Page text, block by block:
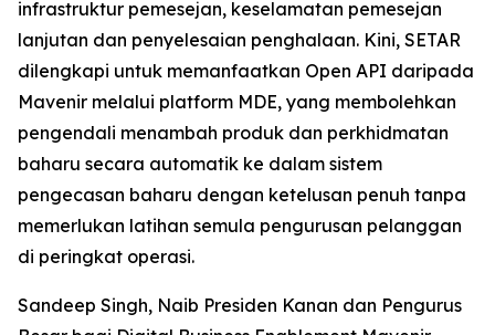
infrastruktur pemesejan, keselamatan pemesejan
lanjutan dan penyelesaian penghalaan. Kini, SETAR
dilengkapi untuk memanfaatkan Open API daripada
Mavenir melalui platform MDE, yang membolehkan
pengendali menambah produk dan perkhidmatan
baharu secara automatik ke dalam sistem
pengecasan baharu dengan ketelusan penuh tanpa
memerlukan latihan semula pengurusan pelanggan
di peringkat operasi.
Sandeep Singh, Naib Presiden Kanan dan Pengurus